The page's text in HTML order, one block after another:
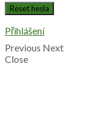
Přihlášení
Previous Next
Close